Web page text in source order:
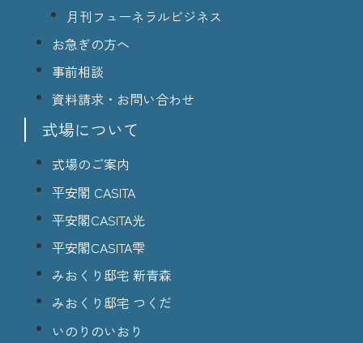
月刊フューネラルビジネス
お急ぎの方へ
事前相談
資料請求・お問い合わせ
式場について
式場のご案内
平安閣 CASITA
平安閣CASITA光
平安閣CASITA雫
みおくり邸宅 新青森
みおくり邸宅 つくだ
いのりのいおり